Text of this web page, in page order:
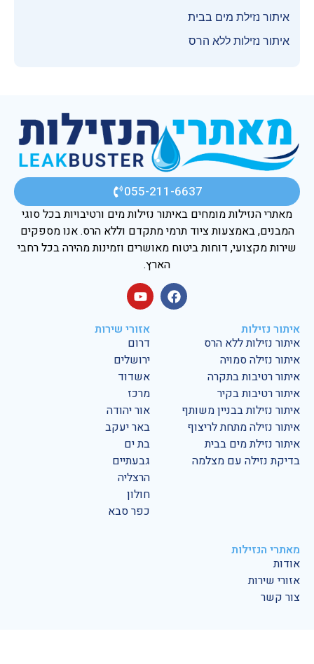
איתור נזילת מים בבית
איתור נזילות ללא הרס
055-211-6637
מאתרי הנזילות מומחים באיתור נזילות מים ורטיבויות בכל סוגי
המבנים, באמצעות ציוד תרמי מתקדם וללא הרס. אנו מספקים
שירות מקצועי, דוחות ביטוח מאושרים וזמינות מהירה בכל רחבי
הארץ.
איתור נזילות
איתור נזילות ללא הרס
איתור נזילה סמויה
איתור רטיבות בתקרה
איתור רטיבות בקיר
איתור נזילות בבניין משותף
איתור נזילה מתחת לריצוף
איתור נזילת מים בבית
בדיקת נזילה עם מצלמה
אזורי שירות
דרום
ירושלים
אשדוד
מרכז
אור יהודה
באר יעקב
בת ים
גבעתיים
הרצליה
חולון
כפר סבא
מאתרי הנזילות
אודות
אזורי שירות
צור קשר